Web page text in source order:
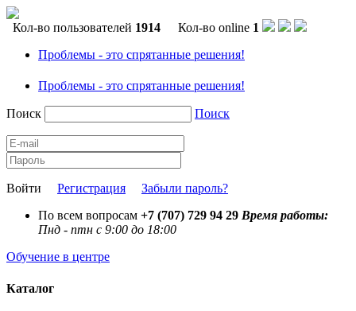
Кол-во пользователей 1914 Кол-во online 1
Проблемы - это спрятанные решения!
Проблемы - это спрятанные решения!
Поиск Поиск
Войти Регистрация
Забыли пароль?
По всем вопросам +7 (707) 729 94 29 Время работы:
Пнд - птн с 9:00 до 18:00
Обучение в центре
Каталог